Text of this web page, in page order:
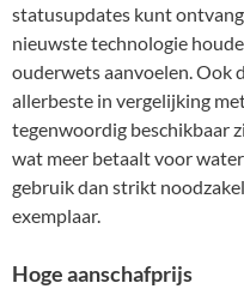
statusupdates kunt
nieuwste technologie
ouderwets aanvoelen. Ook
allerbeste in vergelijking
tegenwoordig beschikbaar
wat meer betaalt voor
gebruik dan strikt
exemplaar.
Hoge aanschafprijs